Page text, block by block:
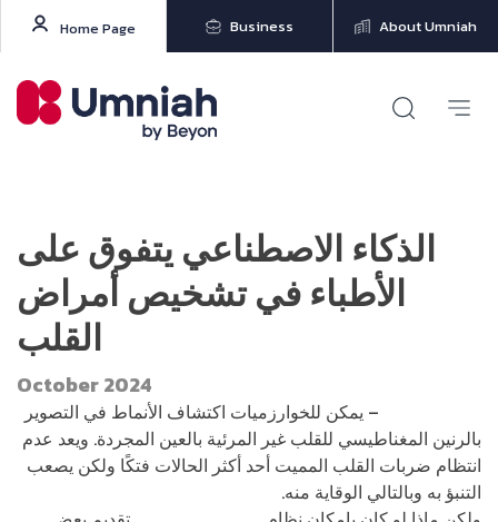
Home Page Business About Umniah
الذكاء الاصطناعي يتفوق على
الأطباء في تشخيص أمراض
القلب
October 2024
– يمكن للخوارزميات اكتشاف الأنماط في التصوير
بالرنين المغناطيسي للقلب غير المرئية بالعين المجردة. ويعد عدم
انتظام ضربات القلب المميت أحد أكثر الحالات فتكًا ولكن يصعب
التنبؤ به وبالتالي الوقاية منه.